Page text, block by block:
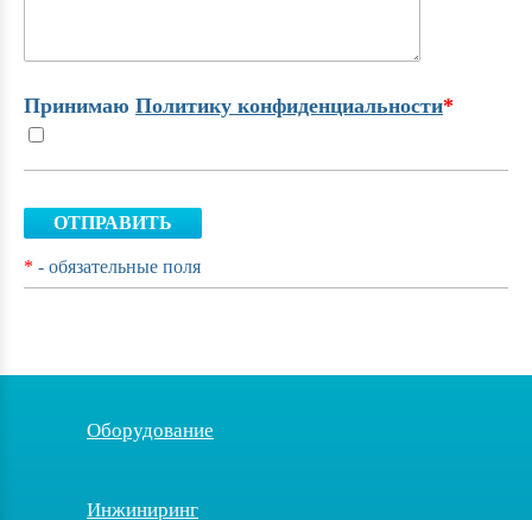
Принимаю Политику конфиденциальности*
ОТПРАВИТЬ
* - обязательные поля
Оборудование
Инжиниринг